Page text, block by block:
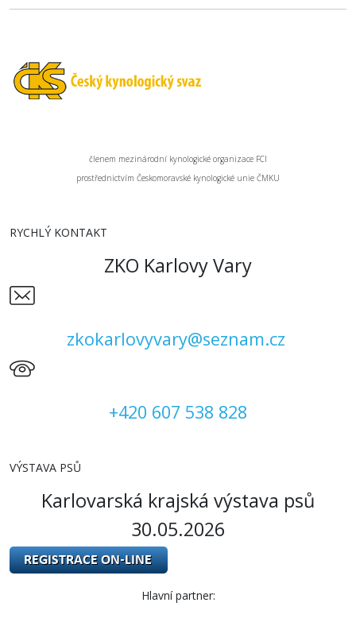
členem mezinárodní kynologické organizace FCI
prostřednictvím Českomoravské kynologické unie ČMKU
RYCHLÝ KONTAKT
ZKO Karlovy Vary
zkokarlovyvary@seznam.cz
+420 607 538 828
VÝSTAVA PSŮ
Karlovarská krajská výstava psů
30.05.2026
Hlavní partner: